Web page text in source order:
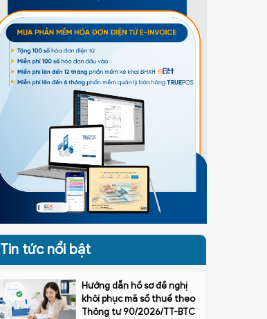
Tin tức nổi bật
Hướng dẫn hồ sơ đề nghị
khôi phục mã số thuế theo
Thông tư 90/2026/TT-BTC